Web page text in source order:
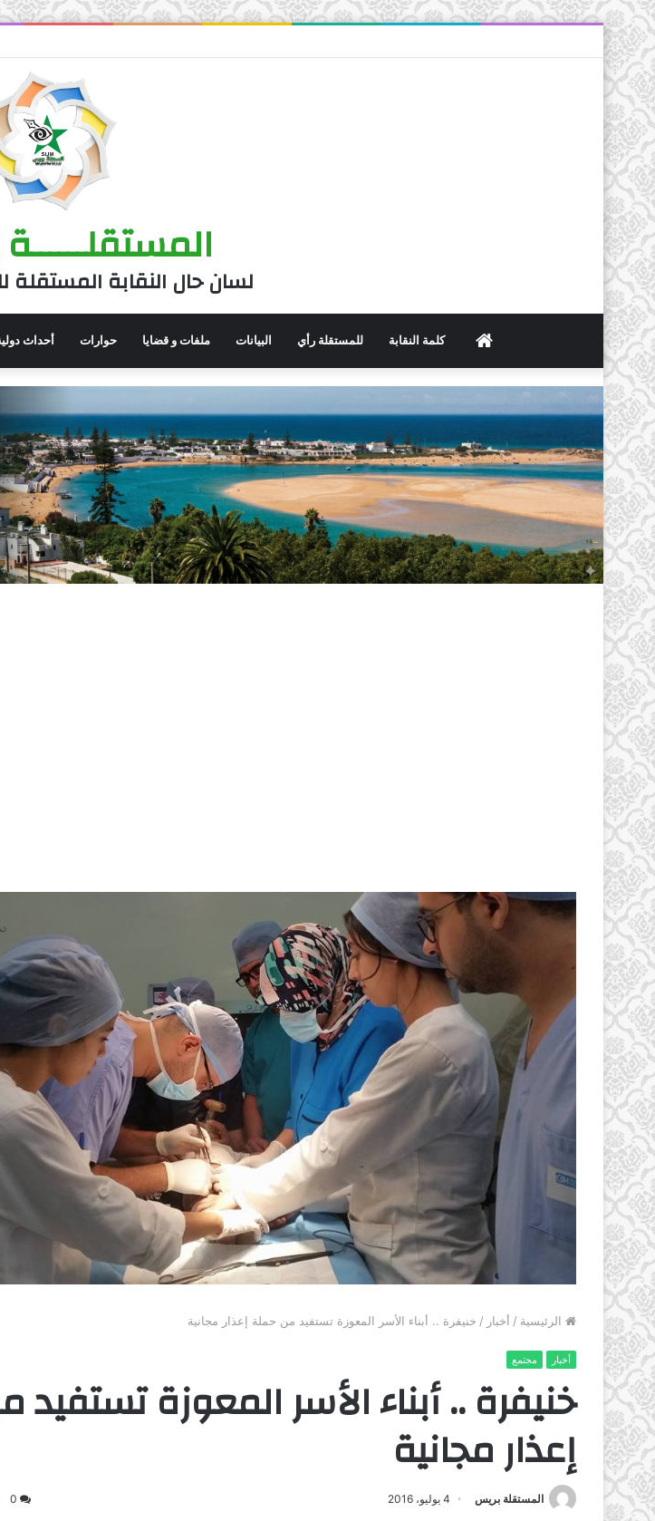
لسان حال النقابة المستقلة
الرئيسيةكلمة النقابة للمستقلة رأي البيانات ملفات و قضايا حوارات أحداث
الرئيسية / أخبار / خنيفرة .. أبناء الأسر المعوزة تستفيد من حملة إعذار مجانية
أخبار مجتمع
خنيفرة .. أبناء الأسر المعوزة
إعذار مجانية
المستقلة بريس 4 يوليو، 2016 0